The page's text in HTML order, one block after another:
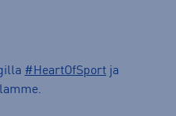
#HeartOfSport ja